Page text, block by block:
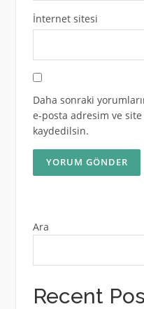
İnternet sitesi
Daha sonraki
e-posta adresim ve site
kaydedilsin.
Ara
Recent